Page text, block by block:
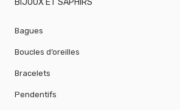
Bagues
Boucles d’oreilles
Bracelets
Pendentifs